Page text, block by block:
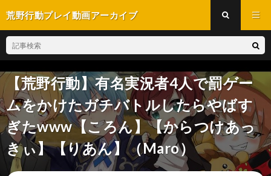
荒野行動プレイ動画アーカイブ
【荒野行動】有名実況者4人で罰ゲー
ムをかけたガチバトルしたらやばす
ぎたwww【ころん】【からつけあっ
きぃ】【りあん】（Maro）